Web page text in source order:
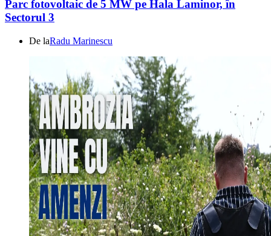
Parc fotovoltaic de 5 MW pe Hala Laminor, în
Sectorul 3
De laRadu Marinescu